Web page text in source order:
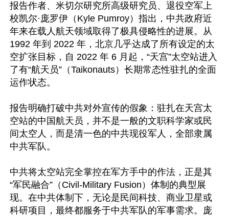
报告作者、米切尔研究所高级研究员、退役空军上
校凯尔·庞罗伊（Kyle Pumroy）指出，中共政府近
年来在载人航天领域取得了极具侵略性的进展。从
1992 年到 2022 年，北京几乎达成了所有设定的太
空扩张目标，自 2022 年 6 月起，“天宫”太空站进入
了有“航天员”（Taikonauts）长期常态性驻扎的全面
运作状态。
报告明确打破中共对外宣传的假象：驻扎在天宫太
空站的中国航天员，并不是一般的文职科学家或民
间太空人，而是清一色的中共现役军人，全部隶属
中共军队。
中共将太空站完全掌控在军方手中的作法，正是其
“军民融合”（Civil-Military Fusion）体制的典型展
现。在中共体制下，无论是民间科技、商业卫星或
科研项目，最终都服务于中共军队的军事需求。庞